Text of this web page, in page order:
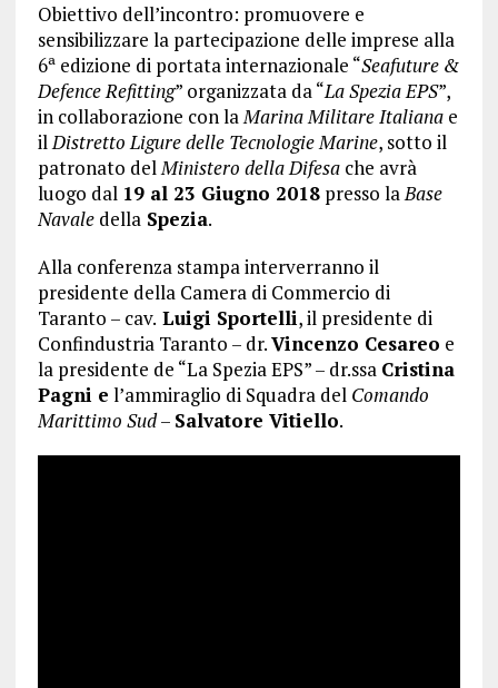
Obiettivo dell’incontro: promuovere e
sensibilizzare la partecipazione delle imprese alla
6ª edizione di portata internazionale “Seafuture &
Defence Refitting” organizzata da “La Spezia EPS”,
in collaborazione con laMarina Militare Italianae
ilDistretto Ligure delle Tecnologie Marine, sotto il
patronato delMinistero della Difesache avrà
luogo dal 19 al 23 Giugno 2018presso laBase
NavaledellaSpezia.
Alla conferenza stampa interverranno il
presidente della Camera di Commercio di
Taranto – cav. Luigi Sportelli, il presidente di
Confindustria Taranto – dr.Vincenzo Cesareo e
la presidente de “La Spezia EPS” – dr.ssa Cristina
Pagni e l’ammiraglio di Squadra del Comando
Marittimo Sud– Salvatore Vitiello.